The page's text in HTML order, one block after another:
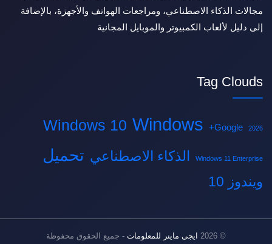
مجالات الذكاء الاصطناعي، ومراجعات الهواتف والأجهزة، بالإضافة
إلى دليل لألعاب الكمبيوتر والموبايل المجانية
Tag Clouds
2026
Google+
Windows
Windows 10
Windows 11 Enterprise الذكاء الاصطناعي تحميل
ويندوز 10
© 2026 ايجى ماينر للمعلومات - جميع الحقوق محفوظة